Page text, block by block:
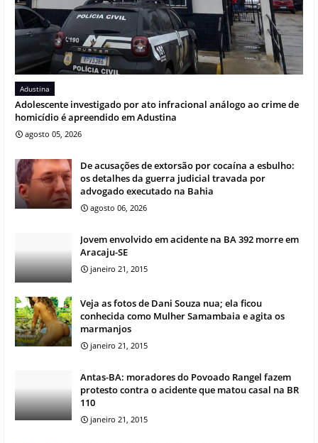
Adustina
Adolescente investigado por ato infracional análogo ao crime de
homicídio é apreendido em Adustina
agosto 05, 2026
De acusações de extorsão por cocaína a esbulho:
os detalhes da guerra judicial travada por
advogado executado na Bahia
agosto 06, 2026
Jovem envolvido em acidente na BA 392 morre em
Aracaju-SE
janeiro 21, 2015
Veja as fotos de Dani Souza nua; ela ficou
conhecida como Mulher Samambaia e agita os
marmanjos
janeiro 21, 2015
Antas-BA: moradores do Povoado Rangel fazem
protesto contra o acidente que matou casal na BR
110
janeiro 21, 2015